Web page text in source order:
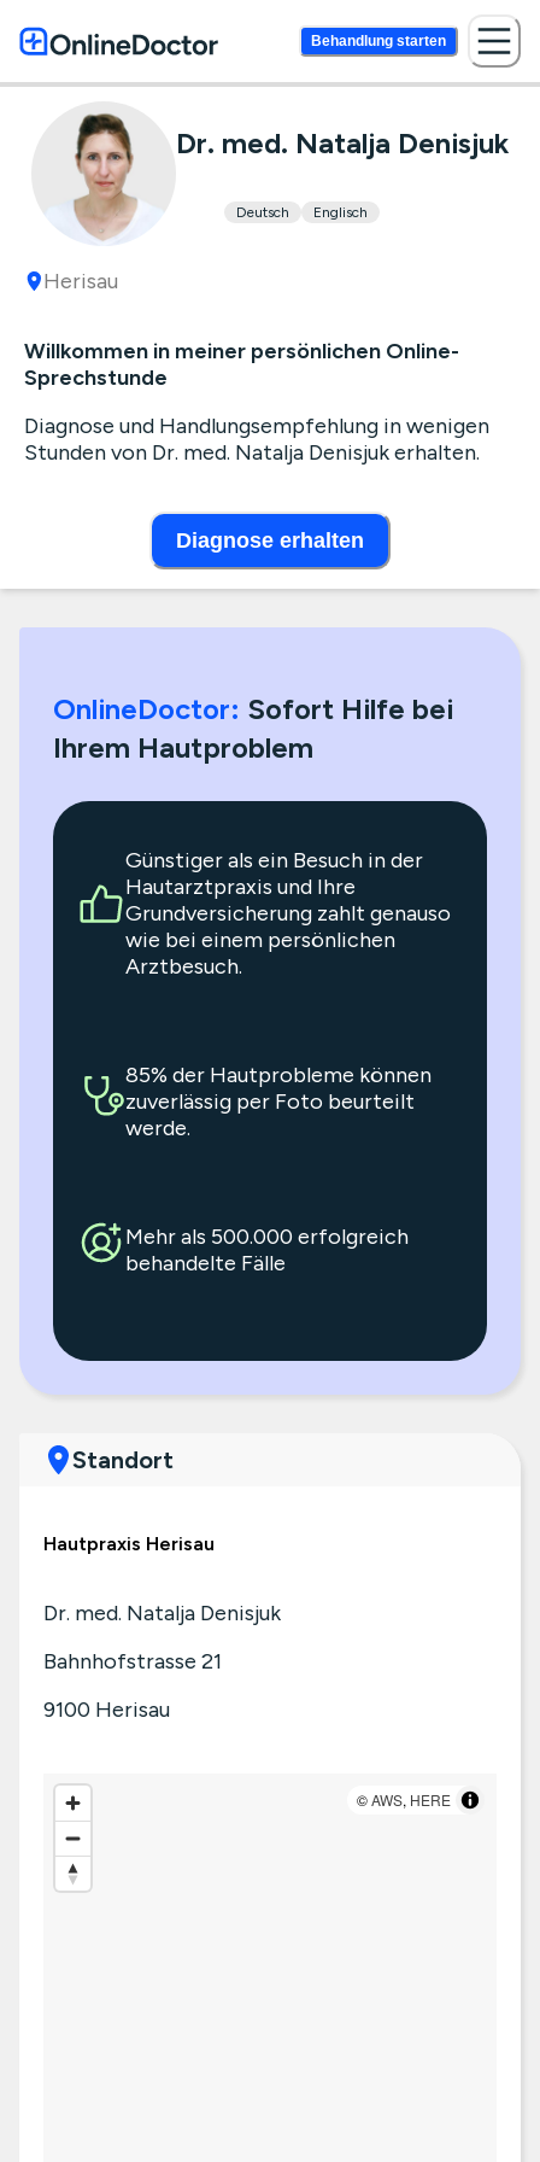
Behandlung starten
Dr. med. Natalja Denisjuk
Deutsch Englisch
Herisau
Willkommen in meiner persönlichen Online-
Sprechstunde
Diagnose und Handlungsempfehlung in wenigen
Stunden von Dr. med. Natalja Denisjuk erhalten.
Diagnose erhalten
OnlineDoctor: Sofort Hilfe bei
Ihrem Hautproblem
Günstiger als ein Besuch in der
Hautarztpraxis und Ihre
Grundversicherung zahlt genauso
wie bei einem persönlichen
Arztbesuch.
85% der Hautprobleme können
zuverlässig per Foto beurteilt
werde.
Mehr als 500.000 erfolgreich
behandelte Fälle
Standort
Hautpraxis Herisau
Dr. med. Natalja Denisjuk
Bahnhofstrasse 21
9100 Herisau
©AWS, HERE